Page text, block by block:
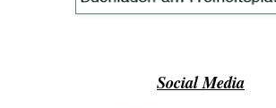
Social Media